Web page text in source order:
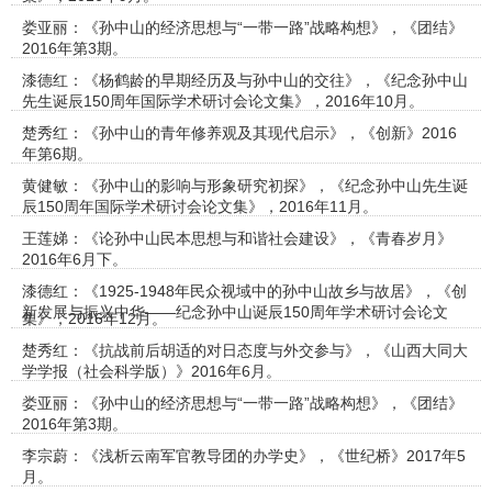
娄亚丽：《孙中山的经济思想与“一带一路”战略构想》，《团结》
2016年第3期。
漆德红：《杨鹤龄的早期经历及与孙中山的交往》，《纪念孙中山
先生诞辰150周年国际学术研讨会论文集》，2016年10月。
楚秀红：《孙中山的青年修养观及其现代启示》，《创新》2016
年第6期。
黄健敏：《孙中山的影响与形象研究初探》，《纪念孙中山先生诞
辰150周年国际学术研讨会论文集》，2016年11月。
王莲娣：《论孙中山民本思想与和谐社会建设》，《青春岁月》
2016年6月下。
漆德红：《1925-1948年民众视域中的孙中山故乡与故居》，《创
新发展与振兴中华——纪念孙中山诞辰150周年学术研讨会论文
集》，2016年12月。
楚秀红：《抗战前后胡适的对日态度与外交参与》，《山西大同大
学学报（社会科学版）》2016年6月。
娄亚丽：《孙中山的经济思想与“一带一路”战略构想》，《团结》
2016年第3期。
李宗蔚：《浅析云南军官教导团的办学史》，《世纪桥》2017年5
月。